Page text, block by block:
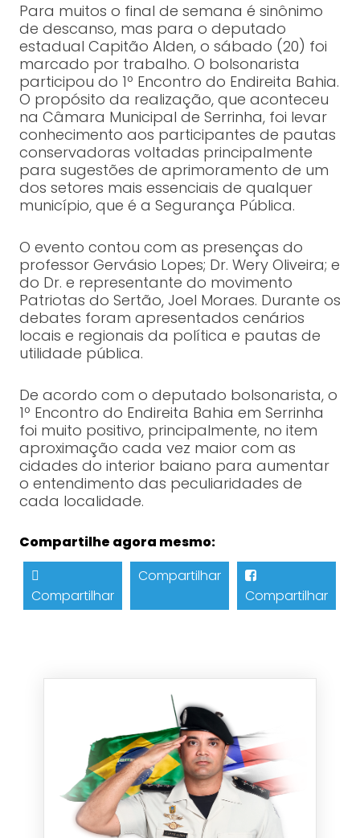
Para muitos o final de semana é sinônimo
de descanso, mas para o deputado
estadual Capitão Alden, o sábado (20) foi
marcado por trabalho. O bolsonarista
participou do 1º Encontro do Endireita Bahia.
O propósito da realização, que aconteceu
na Câmara Municipal de Serrinha, foi levar
conhecimento aos participantes de pautas
conservadoras voltadas principalmente
para sugestões de aprimoramento de um
dos setores mais essenciais de qualquer
município, que é a Segurança Pública.
O evento contou com as presenças do
professor Gervásio Lopes; Dr. Wery Oliveira; e
do Dr. e representante do movimento
Patriotas do Sertão, Joel Moraes. Durante os
debates foram apresentados cenários
locais e regionais da política e pautas de
utilidade pública.
De acordo com o deputado bolsonarista, o
1º Encontro do Endireita Bahia em Serrinha
foi muito positivo, principalmente, no item
aproximação cada vez maior com as
cidades do interior baiano para aumentar
o entendimento das peculiaridades de
cada localidade.
Compartilhe agora mesmo:
Compartilhar
Compartilhar
Compartilhar